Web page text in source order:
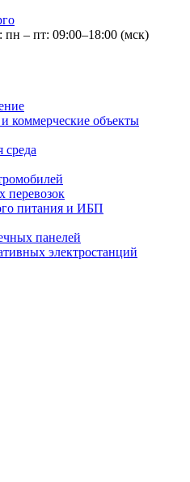
пн – пт: 09:00–18:00 (мск)
коммерческие объекты
среда
перевозок
питания и ИБП
панелей
электростанций